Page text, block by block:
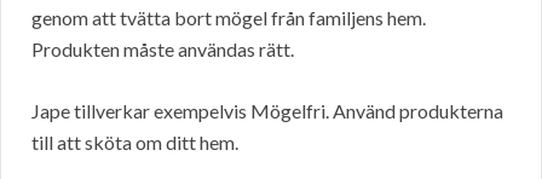
genom att tvätta bort mögel från familjens hem.
Produkten måste användas rätt.
Jape tillverkar exempelvis Mögelfri. Använd produkterna
till att sköta om ditt hem.